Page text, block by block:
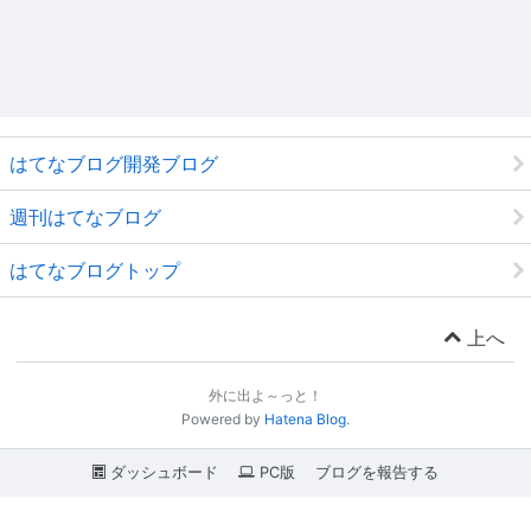
はてなブログ開発ブログ
週刊はてなブログ
はてなブログトップ
上へ
外に出よ～っと！
Powered by Hatena Blog.
ダッシュボード PC版 ブログを報告する